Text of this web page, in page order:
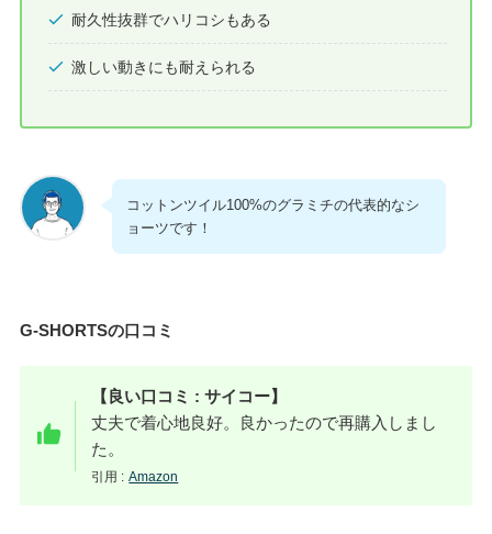
耐久性抜群でハリコシもある
激しい動きにも耐えられる
コットンツイル100%のグラミチの代表的なシ
ョーツです！
G-SHORTSの口コミ
【良い口コミ : サイコー】
丈夫で着心地良好。良かったので再購入しまし
た。
引用 : Amazon